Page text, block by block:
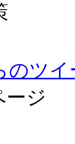
のツ
ージ